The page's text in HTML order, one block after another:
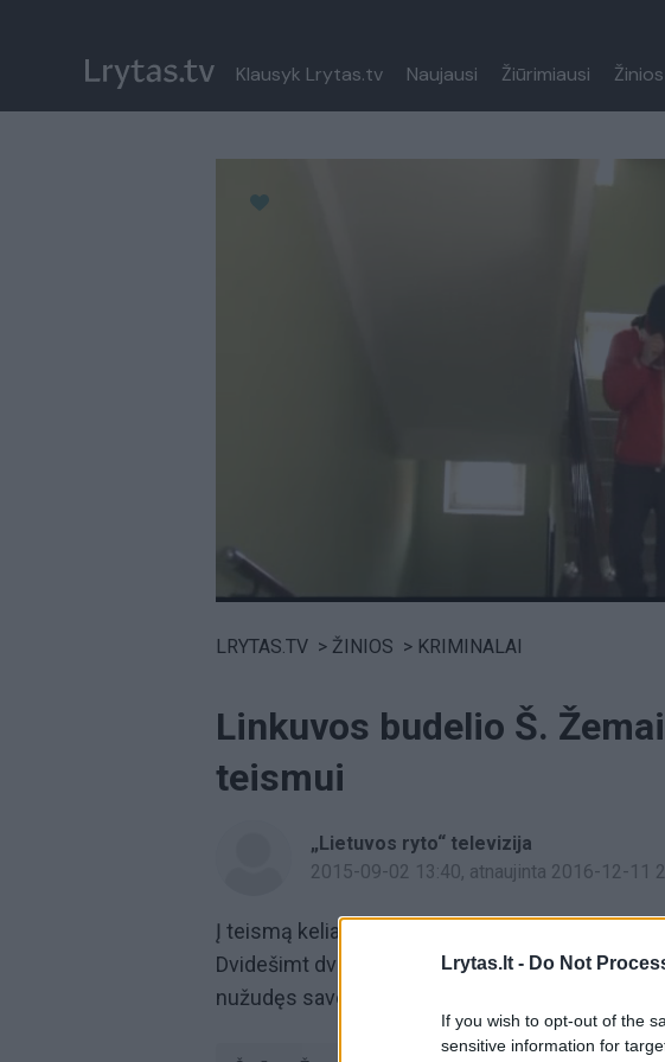
Lrytas.lt - Do Not
If you wish to opt-out of the
sensitive information for
Klausyk Lrytas.tv Naujausi Žiūrimiausi Žinios
LRYTAS.TV > ŽINIOS > KRIMINALAI
Linkuvos budelio Š.
teismui
„Lietuvos ryto“ televizija
2015-09-02 13:40, atnaujinta 2016-12-11
Į teismą keliauja dviejų žmonių nužudymu
Dvidešimt dvejų metų vyrui gresia kalėjimas iki
nužudęs savo gyvenimo draugę ir Linkuvos